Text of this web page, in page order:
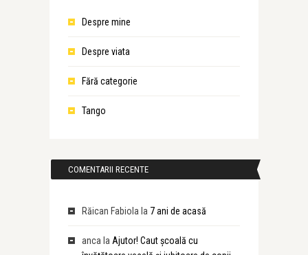
Despre mine
Despre viata
Fără categorie
Tango
COMENTARII RECENTE
Răican Fabiola la 7 ani de acasă
anca la Ajutor! Caut școală cu